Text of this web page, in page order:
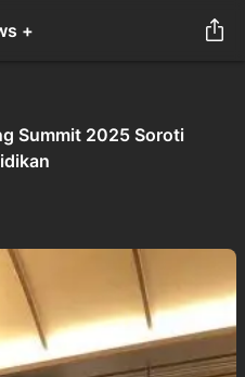
+
Summit 2025 Soroti